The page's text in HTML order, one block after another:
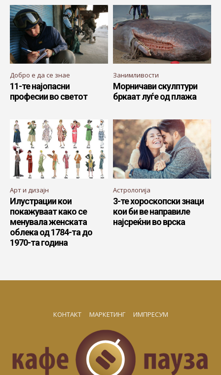
Добро е да се знае
11-те најопасни
професии во светот
Занимливости
Морничави скулптури
бркаат луѓе од плажа
Арт и дизајн
Илустрации кои
покажуваат како се
менувала женската
облека од 1784-та до
1970-та година
Астрологија
3-те хороскопски знаци
кои би ве направиле
најсреќни во врска
КОНТАКТ МАРКЕТИНГ ИМПРЕСУМ